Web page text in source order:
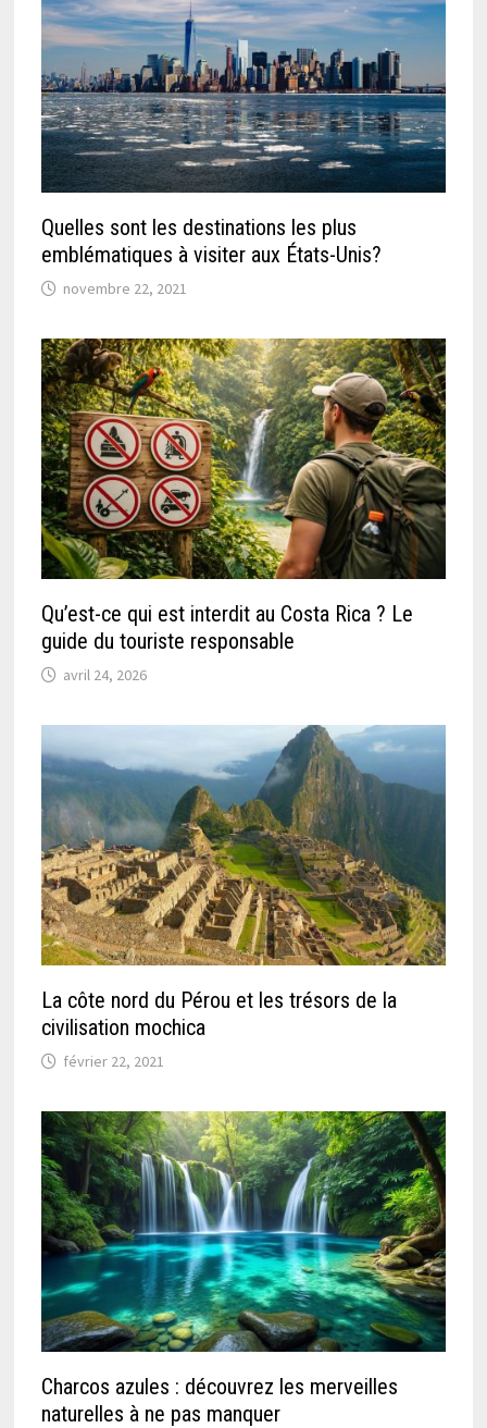
Quelles sont les destinations les plus
emblématiques à visiter aux États-Unis?
novembre 22, 2021
Qu’est-ce qui est interdit au Costa Rica ? Le
guide du touriste responsable
avril 24, 2026
La côte nord du Pérou et les trésors de la
civilisation mochica
février 22, 2021
Charcos azules : découvrez les merveilles
naturelles à ne pas manquer